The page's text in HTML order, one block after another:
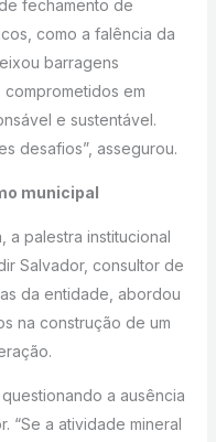
fechamento de
como a falência da
barragens
comprometidos em
e sustentável.
desafios”, assegurou.
municipal
a palestra institucional
Salvador, consultor de
da entidade, abordou
na construção de um
a ausência
“Se a atividade mineral